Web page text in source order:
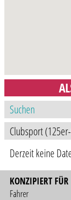
Derzeit keine
KONZIPIERT FÜR
Fahrer